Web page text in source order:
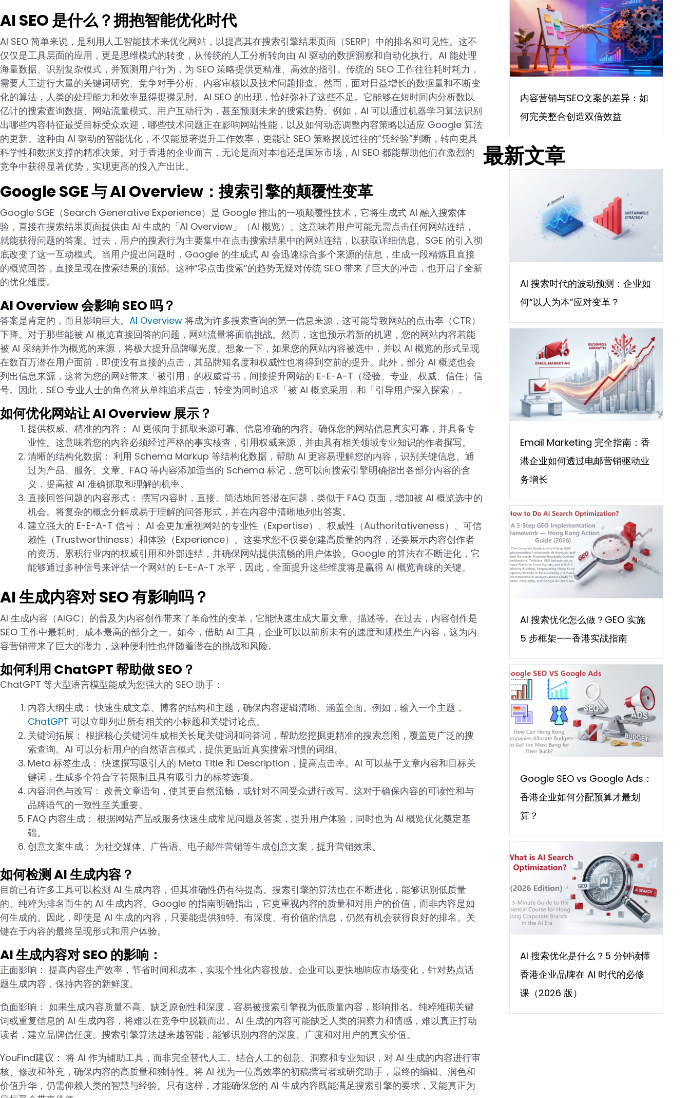
AI SEO 是什么？拥抱智能优化时代
AI SEO 简单来说，是利用人工智能技术来优化网站，以提高其在搜索引擎结果页面（SERP）中的排名和可见性。这不
仅仅是工具层面的应用，更是思维模式的转变，从传统的人工分析转向由 AI 驱动的数据洞察和自动化执行。AI 能处理
海量数据、识别复杂模式，并预测用户行为，为 SEO 策略提供更精准、高效的指引。传统的 SEO 工作往往耗时耗力，
需要人工进行大量的关键词研究、竞争对手分析、内容审核以及技术问题排查。然而，面对日益增长的数据量和不断变
化的算法，人类的处理能力和效率显得捉襟见肘。AI SEO 的出现，恰好弥补了这些不足。它能够在短时间内分析数以
亿计的搜索查询数据、网站流量模式、用户互动行为，甚至预测未来的搜索趋势。例如，AI 可以通过机器学习算法识别
出哪些内容特征最受目标受众欢迎，哪些技术问题正在影响网站性能，以及如何动态调整内容策略以适应 Google 算法
的更新。这种由 AI 驱动的智能优化，不仅能显著提升工作效率，更能让 SEO 策略摆脱过往的“凭经验”判断，转向更具
科学性和数据支撑的精准决策。对于香港的企业而言，无论是面对本地还是国际市场，AI SEO 都能帮助他们在激烈的
竞争中获得显著优势，实现更高的投入产出比。
Google SGE 与 AI Overview：搜索引擎的颠覆性变革
Google SGE（Search Generative Experience）是 Google 推出的一项颠覆性技术，它将生成式 AI 融入搜索体
验，直接在搜索结果页面提供由 AI 生成的「AI Overview」（AI 概览）。这意味着用户可能无需点击任何网站连结，
就能获得问题的答案。过去，用户的搜索行为主要集中在点击搜索结果中的网站连结，以获取详细信息。SGE 的引入彻
底改变了这一互动模式。当用户提出问题时，Google 的生成式 AI 会迅速综合多个来源的信息，生成一段精炼且直接
的概览回答，直接呈现在搜索结果的顶部。这种“零点击搜索”的趋势无疑对传统 SEO 带来了巨大的冲击，也开启了全新
的优化维度。
AI Overview 会影响 SEO 吗？
答案是肯定的，而且影响巨大。 AI Overview 将成为许多搜索查询的第一信息来源，这可能导致网站的点击率（CTR）
下降。对于那些能被 AI 概览直接回答的问题，网站流量将面临挑战。然而，这也预示着新的机遇，您的网站内容若能
被 AI 采纳并作为概览的来源，将极大提升品牌曝光度。想象一下，如果您的网站内容被选中，并以 AI 概览的形式呈现
在数百万潜在用户面前，即使没有直接的点击，其品牌知名度和权威性也将得到空前的提升。此外，部分 AI 概览也会
列出信息来源，这将为您的网站带来「被引用」的权威背书，间接提升网站的 E-E-A-T（经验、专业、权威、信任）信
号。因此，SEO 专业人士的角色将从单纯追求点击，转变为同时追求「被 AI 概览采用」和「引导用户深入探索」。
如何优化网站让 AI Overview 展示？
提供权威、精准的内容： AI 更倾向于抓取来源可靠、信息准确的内容。确保您的网站信息真实可靠，并具备专
业性。这意味着您的内容必须经过严格的事实核查，引用权威来源，并由具有相关领域专业知识的作者撰写。
清晰的结构化数据： 利用 Schema Markup 等结构化数据，帮助 AI 更容易理解您的内容，识别关键信息。通
过为产品、服务、文章、FAQ 等内容添加适当的 Schema 标记，您可以向搜索引擎明确指出各部分内容的含
义，提高被 AI 准确抓取和理解的机率。
直接回答问题的内容形式： 撰写内容时，直接、简洁地回答潜在问题，类似于 FAQ 页面，增加被 AI 概览选中的
机会。将复杂的概念分解成易于理解的问答形式，并在内容中清晰地列出答案。
建立强大的 E-E-A-T 信号： AI 会更加重视网站的专业性（Expertise）、权威性（Authoritativeness）、可信
赖性（Trustworthiness）和体验（Experience）。这要求您不仅要创建高质量的内容，还要展示内容创作者
的资历、累积行业内的权威引用和外部连结，并确保网站提供流畅的用户体验。Google 的算法在不断进化，它
能够通过多种信号来评估一个网站的 E-E-A-T 水平，因此，全面提升这些维度将是赢得 AI 概览青睐的关键。
AI 生成内容对 SEO 有影响吗？
AI 生成内容（AIGC）的普及为内容创作带来了革命性的变革，它能快速生成大量文章、描述等。在过去，内容创作是
SEO 工作中最耗时、成本最高的部分之一。如今，借助 AI 工具，企业可以以前所未有的速度和规模生产内容，这为内
容营销带来了巨大的潜力，这种便利性也伴随着潜在的挑战和风险。
如何利用 ChatGPT 帮助做 SEO？
ChatGPT 等大型语言模型能成为您强大的 SEO 助手：
内容大纲生成： 快速生成文章、博客的结构和主题，确保内容逻辑清晰、涵盖全面。例如，输入一个主题，
ChatGPT 可以立即列出所有相关的小标题和关键讨论点。
关键词拓展： 根据核心关键词生成相关长尾关键词和问答词，帮助您挖掘更精准的搜索意图，覆盖更广泛的搜
索查询。AI 可以分析用户的自然语言模式，提供更贴近真实搜索习惯的词组。
Meta 标签生成： 快速撰写吸引人的 Meta Title 和 Description，提高点击率。AI 可以基于文章内容和目标关
键词，生成多个符合字符限制且具有吸引力的标签选项。
内容润色与改写： 改善文章语句，使其更自然流畅，或针对不同受众进行改写。这对于确保内容的可读性和与
品牌语气的一致性至关重要。
FAQ 内容生成： 根据网站产品或服务快速生成常见问题及答案，提升用户体验，同时也为 AI 概览优化奠定基
础。
创意文案生成： 为社交媒体、广告语、电子邮件营销等生成创意文案，提升营销效果。
如何检测 AI 生成内容？
目前已有许多工具可以检测 AI 生成内容，但其准确性仍有待提高。搜索引擎的算法也在不断进化，能够识别低质量
的、纯粹为排名而生的 AI 生成内容。Google 的指南明确指出，它更重视内容的质量和对用户的价值，而非内容是如
何生成的。因此，即使是 AI 生成的内容，只要能提供独特、有深度、有价值的信息，仍然有机会获得良好的排名。关
键在于内容的最终呈现形式和用户体验。
AI 生成内容对 SEO 的影响：
正面影响： 提高内容生产效率，节省时间和成本，实现个性化内容投放。企业可以更快地响应市场变化，针对热点话
题生成内容，保持内容的新鲜度。
负面影响： 如果生成内容质量不高、缺乏原创性和深度，容易被搜索引擎视为低质量内容，影响排名。纯粹堆砌关键
词或重复信息的 AI 生成内容，将难以在竞争中脱颖而出。AI 生成的内容可能缺乏人类的洞察力和情感，难以真正打动
读者，建立品牌信任度。搜索引擎算法越来越智能，能够识别内容的深度、广度和对用户的真实价值。
YouFind建议： 将 AI 作为辅助工具，而非完全替代人工。结合人工的创意、洞察和专业知识，对 AI 生成的内容进行审
核、修改和补充，确保内容的高质量和独特性。将 AI 视为一位高效率的初稿撰写者或研究助手，最终的编辑、润色和
价值升华，仍需仰赖人类的智慧与经验。只有这样，才能确保您的 AI 生成内容既能满足搜索引擎的要求，又能真正为
内容营销与SEO文案的差异：如
何完美整合创造双倍效益
最新文章
AI 搜索时代的波动预测：企业如
何“以人为本”应对变革？
Email Marketing 完全指南：香
港企业如何透过电邮营销驱动业
务增长
AI 搜索优化怎么做？GEO 实施
5 步框架——香港实战指南
Google SEO vs Google Ads：
香港企业如何分配预算才最划
算？
AI 搜索优化是什么？5 分钟读懂
香港企业品牌在 AI 时代的必修
课（2026 版）